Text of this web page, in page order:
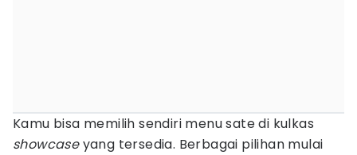
Kamu bisa memilih sendiri menu sate di kulkas
showcaseyang tersedia. Berbagai pilihan mulai